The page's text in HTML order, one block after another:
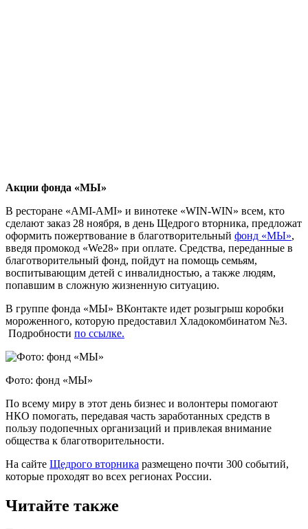
Акции фонда «МЫ»
В ресторане «AMI-AMI» и винотеке «WIN-WIN» всем, кто
сделают заказ 28 ноября, в день Щедрого вторника, предложат
оформить пожертвование в благотворительный фонд «МЫ»,
введя промокод «We28» при оплате. Средства, переданные в
благотворительный фонд, пойдут на помощь семьям,
воспитывающим детей с инвалидностью, а также людям,
попавшим в сложную жизненную ситуацию.
В группе фонда «МЫ» ВКонтакте идет розыгрыш коробки
мороженного, которую предоставил Хладокомбинатом №3.
Подробности по ссылке.
Фото: фонд «МЫ»
По всему миру в этот день бизнес и волонтеры помогают
НКО помогать, передавая часть заработанных средств в
пользу подопечных организаций и привлекая внимание
общества к благотворительности.
На сайте Щедрого вторника размещено почти 300 событий,
которые проходят во всех регионах России.
Читайте также